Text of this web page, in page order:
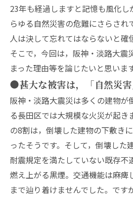
23年も経過しますと記憶も風化し
らゆる自然災害の危難にさらされ
人は決して忘れてはならないと確
そこで，今回は，阪神・淡路大震
まった理由等を論じたいと思います
●甚大な被害は，「自然災
阪神・淡路大震災は多くの建物が
る長田区では大規模な火災が起き
の8割は，倒壊した建物の下敷き
ったそうです。そして，倒壊した
耐震規定を満たしていない既存不
燃え上がる黒煙。交通機能は麻痺
まで辿り着けませんでした。です